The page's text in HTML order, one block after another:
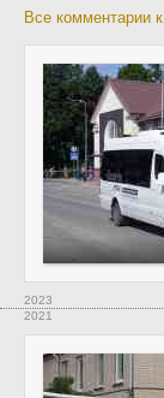
Все комментарии
2023
2021